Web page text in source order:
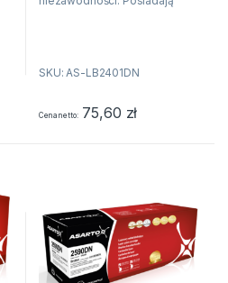
producenta drukarki. Oznacza
pozwalają na...
SKU: AS-LB2401DN
Cena netto 75,60 zł